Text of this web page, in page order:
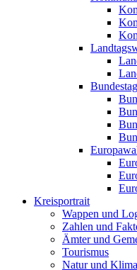
Kreisportrait
Wappen und
Zahlen und
Ämter und
Tourismus
Natur und Klima